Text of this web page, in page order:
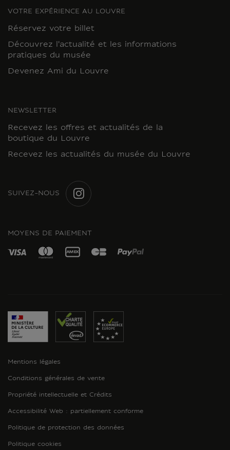
VOTRE EXPÉRIENCE AU LOUVRE
Réservez votre billet
Découvrez l'actualité et les informations
pratiques du musée
Devenez Ami du Louvre
NEWSLETTER
Recevez les offres et actualités de la
boutique du Louvre
Recevez les actualités du musée du Louvre
SUIVEZ-NOUS
MOYENS DE PAIEMENT
Mentions légales
Conditions générales de vente
Propriété intellectuelle et Crédits
Accessibilité Web : partiellement conforme
Politique de protection des données
Politique cookies